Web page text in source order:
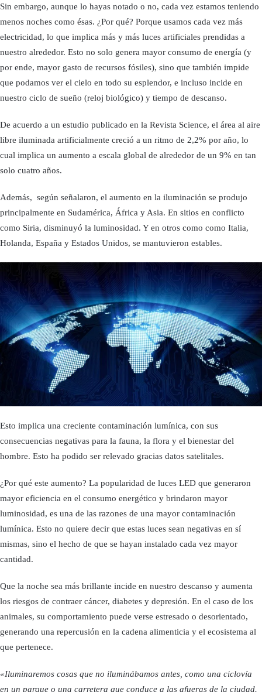
Sin embargo, aunque lo hayas notado o no, cada vez estamos teniendo
menos noches como ésas. ¿Por qué? Porque usamos cada vez más
electricidad, lo que implica más y más luces artificiales prendidas a
nuestro alrededor. Esto no solo genera mayor consumo de energía (y
por ende, mayor gasto de recursos fósiles), sino que también impide
que podamos ver el cielo en todo su esplendor, e incluso incide en
nuestro ciclo de sueño (reloj biológico) y tiempo de descanso.
De acuerdo a un estudio publicado en la Revista Science, el área al aire
libre iluminada artificialmente creció a un ritmo de 2,2% por año, lo
cual implica un aumento a escala global de alrededor de un 9% en tan
solo cuatro años.
Además, según señalaron, el aumento en la iluminación se produjo
principalmente en Sudamérica, África y Asia. En sitios en conflicto
como Siria, disminuyó la luminosidad. Y en otros como como Italia,
Holanda, España y Estados Unidos, se mantuvieron estables.
Esto implica una creciente contaminación lumínica, con sus
consecuencias negativas para la fauna, la flora y el bienestar del
hombre. Esto ha podido ser relevado gracias datos satelitales.
¿Por qué este aumento? La popularidad de luces LED que generaron
mayor eficiencia en el consumo energético y brindaron mayor
luminosidad, es una de las razones de una mayor contaminación
lumínica. Esto no quiere decir que estas luces sean negativas en sí
mismas, sino el hecho de que se hayan instalado cada vez mayor
cantidad.
Que la noche sea más brillante incide en nuestro descanso y aumenta
los riesgos de contraer cáncer, diabetes y depresión. En el caso de los
animales, su comportamiento puede verse estresado o desorientado,
generando una repercusión en la cadena alimenticia y el ecosistema al
que pertenece.
«Iluminaremos cosas que no iluminábamos antes, como una ciclovía
en un parque o una carretera que conduce a las afueras de la ciudad.